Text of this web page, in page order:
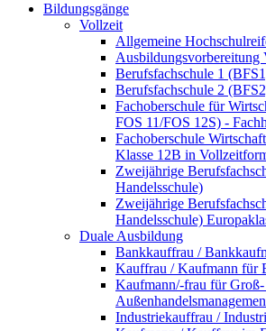
Bildungsgänge
Vollzeit
Allgemeine
Ausbildungsvorbereitung
Berufsfachschule 1
Berufsfachschule 2
Fachoberschule für
FOS 11/FOS 12S) -
Fachoberschule
Klasse 12B in
Zweijährige
Handelsschule)
Zweijährige
Handelsschule)
Duale Ausbildung
Bankkauffrau /
Kauffrau / Kaufmann für
Kaufmann/-frau für Groß-
Industriekauffrau /